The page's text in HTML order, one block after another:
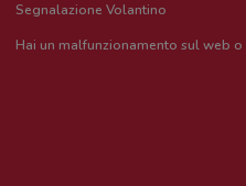
Segnalazione Volantino
Hai un malfunzionamento sul web